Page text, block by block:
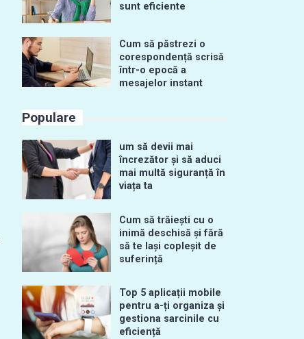
sunt eficiente
Cum să păstrezi o
corespondență scrisă
într-o epocă a
mesajelor instant
Populare
um să devii mai
încrezător și să aduci
mai multă siguranță în
viața ta
Cum să trăiești cu o
inimă deschisă și fără
să te lași copleșit de
suferință
Top 5 aplicații mobile
pentru a-ți organiza și
gestiona sarcinile cu
eficiență